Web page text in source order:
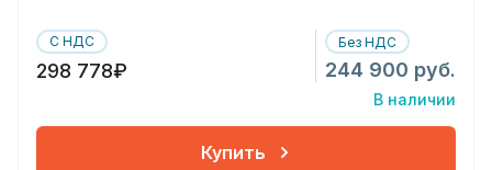
С НДС
298 778₽
Без НДС
244 900 руб.
В наличии
Купить